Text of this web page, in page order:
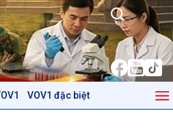
VOV1 đặc biệt